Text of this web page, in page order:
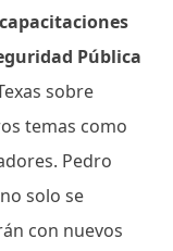
Pública
sobre
temas como
Pedro
solo se
con nuevos